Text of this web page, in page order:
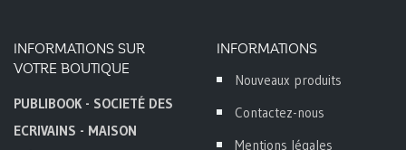
INFORMATIONS SUR
VOTRE BOUTIQUE
PUBLIBOOK - SOCIETÉ DES
ECRIVAINS - MAISON
INFORMATIONS
Nouveaux produits
Contactez-nous
Mentions légales